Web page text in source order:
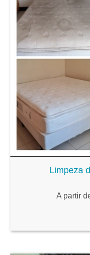
Limpeza
A partir